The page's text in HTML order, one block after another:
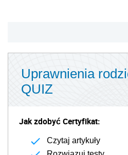
Uprawnienia
QUIZ
Jak zdobyć Certyfikat:
Czytaj artykuły